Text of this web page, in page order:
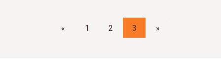
« 1 2 3 »